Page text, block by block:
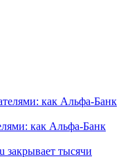
как Альфа-Банк